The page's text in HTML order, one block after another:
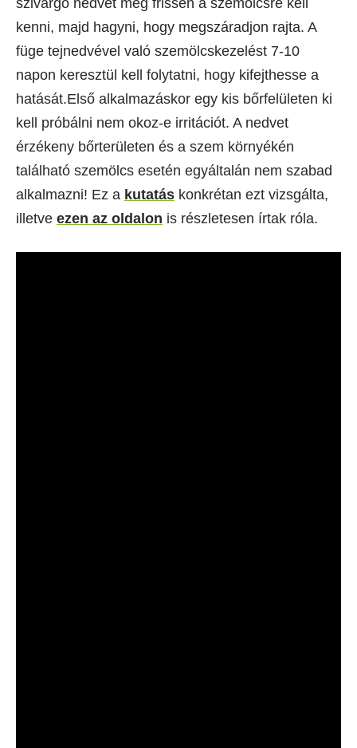
szivárgó nedvet még frissen a szemölcsre kell
kenni, majd hagyni, hogy megszáradjon rajta. A
füge tejnedvével való szemölcskezelést 7-10
napon keresztül kell folytatni, hogy kifejthesse a
hatását.Első alkalmazáskor egy kis bőrfelületen ki
kell próbálni nem okoz-e irritációt. A nedvet
érzékeny bőrterületen és a szem környékén
található szemölcs esetén egyáltalán nem szabad
alkalmazni! Ez a kutatás konkrétan ezt vizsgálta,
illetve ezen az oldalon is részletesen írtak róla.